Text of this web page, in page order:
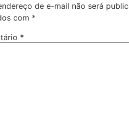
de e-mail não será
com *
*